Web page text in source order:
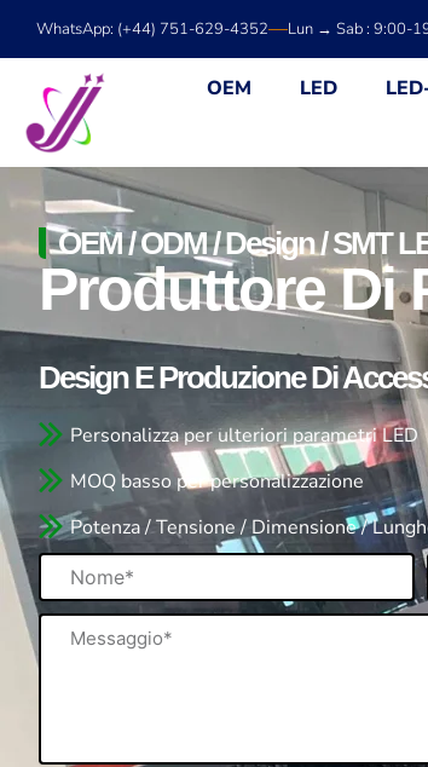
WhatsApp: (+44) 751-629-4352 Lun → Sab : 9:00-
OEM LED
OEM / ODM / Design / SMT
Produttore Di
Design E Produzione Di
Personalizza per ulteriori parametri LED
MOQ basso per personalizzazione
Potenza / Tensione / Dimensione /
Nome
Messaggio